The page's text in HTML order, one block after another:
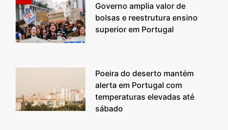
Governo amplia valor de
bolsas e reestrutura ensino
superior em Portugal
Poeira do deserto mantém
alerta em Portugal com
temperaturas elevadas até
sábado